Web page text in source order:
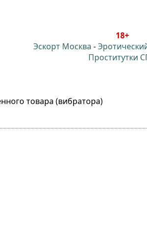
18+
Эскорт Москва -
Проститутки
товара (вибратора)